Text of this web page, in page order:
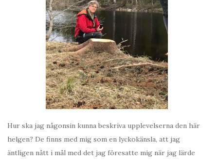
Hur ska jag någonsin kunna beskriva upplevelserna den här
helgen? De finns med mig som en lyckokänsla, att jag
äntligen nått i mål med det jag föresatte mig när jag lärde